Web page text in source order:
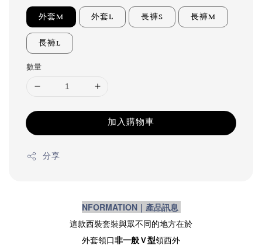
外套M 外套L 長褲S 長褲M
長褲L
數量
加入購物車
分享
NFORMATION｜產品訊息
這款西裝套裝與眾不同的地方在於
外套領口非一般Ｖ型領西外